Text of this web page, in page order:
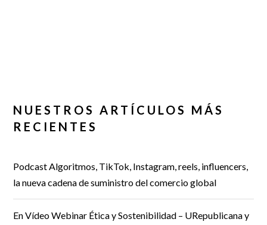
NUESTROS ARTÍCULOS MÁS
RECIENTES
Podcast Algoritmos, TikTok, Instagram, reels, influencers,
la nueva cadena de suministro del comercio global
En Vídeo Webinar Ética y Sostenibilidad – URepublicana y